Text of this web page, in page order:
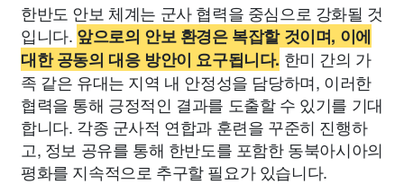
한반도 안보 체계는 군사 협력을 중심으로 강화될 것
입니다. 앞으로의 안보 환경은 복잡할 것이며, 이에
대한 공동의 대응 방안이 요구됩니다. 한미 간의 가
족 같은 유대는 지역 내 안정성을 담당하며, 이러한
협력을 통해 긍정적인 결과를 도출할 수 있기를 기대
합니다. 각종 군사적 연합과 훈련을 꾸준히 진행하
고, 정보 공유를 통해 한반도를 포함한 동북아시아의
평화를 지속적으로 추구할 필요가 있습니다.